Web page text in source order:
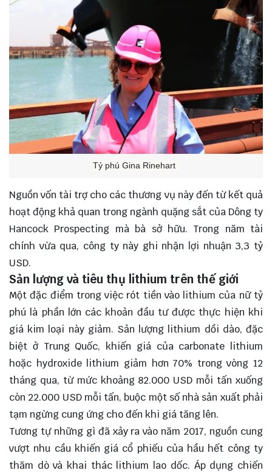
Tỷ phú Gina Rinehart
Nguồn vốn tài trợ cho các thương vụ này đến từ kết quả
hoạt động khả quan trong ngành quặng sắt của Dông ty
Hancock Prospecting mà bà sở hữu. Trong năm tài
chính vừa qua, công ty này ghi nhận lợi nhuận 3,3 tỷ
USD.
Sản lượng và tiêu thụ lithium trên thế giới
Một đặc điểm trong việc rót tiền vào lithium của nữ tỷ
phú là phần lớn các khoản đầu tư được thực hiện khi
giá kim loại này giảm. Sản lượng lithium dồi dào, đặc
biệt ở Trung Quốc, khiến giá của carbonate lithium
hoặc hydroxide lithium giảm hơn 70% trong vòng 12
tháng qua, từ mức khoảng 82.000 USD mỗi tấn xuống
còn 22.000 USD mỗi tấn, buộc một số nhà sản xuất phải
tạm ngừng cung ứng cho đến khi giá tăng lên.
Tương tự những gì đã xảy ra vào năm 2017, nguồn cung
vượt nhu cầu khiến giá cổ phiếu của hầu hết công ty
thăm dò và khai thác lithium lao dốc. Áp dụng chiến